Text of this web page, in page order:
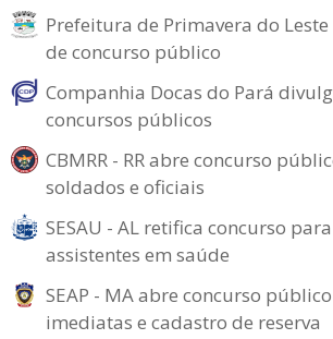
Prefeitura de Primavera do
de concurso público
Companhia Docas do Pará
concursos públicos
CBMRR - RR abre concurso
soldados e oficiais
SESAU - AL retifica concurso
assistentes em saúde
SEAP - MA abre concurso
imediatas e cadastro de reserva